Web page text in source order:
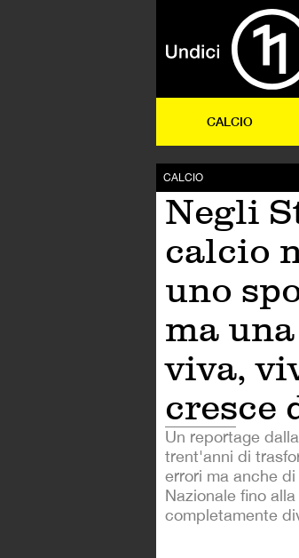
CALCIO
CALCIO
Negli
calcio
uno
ma
viva,
cresce
Un reportage
trent'anni di
errori ma anche
Nazionale fino
completamente